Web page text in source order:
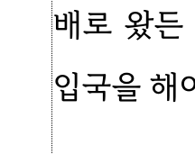
배로 왔
입국을 해